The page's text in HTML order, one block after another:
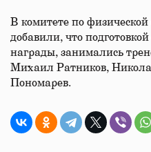
В комитете по
добавили, что
награды, занимались
Михаил Ратников,
Пономарев.